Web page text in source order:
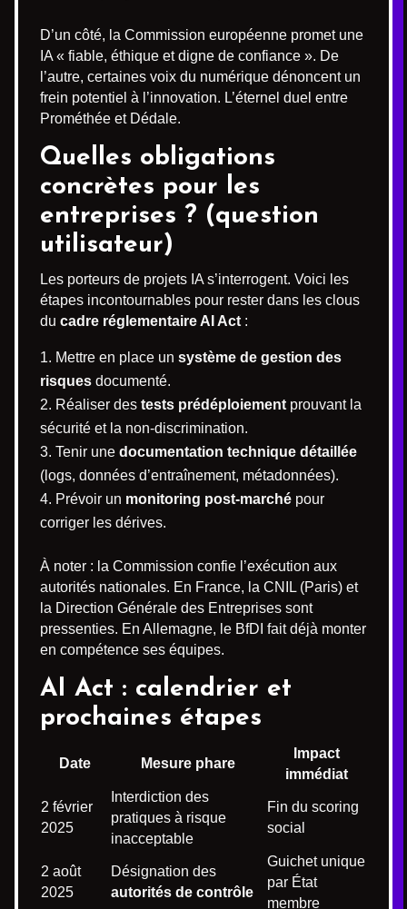
D’un côté, la Commission européenne promet une
IA « fiable, éthique et digne de confiance ». De
l’autre, certaines voix du numérique dénoncent un
frein potentiel à l’innovation. L’éternel duel entre
Prométhée et Dédale.
Quelles obligations
concrètes pour les
entreprises ? (question
utilisateur)
Les porteurs de projets IA s’interrogent. Voici les
étapes incontournables pour rester dans les clous
du cadre réglementaire AI Act :
Mettre en place un système de gestion des
risques documenté.
Réaliser des tests prédéploiement prouvant la
sécurité et la non-discrimination.
Tenir une documentation technique détaillée
(logs, données d’entraînement, métadonnées).
Prévoir un monitoring post-marché pour
corriger les dérives.
À noter : la Commission confie l’exécution aux
autorités nationales. En France, la CNIL (Paris) et
la Direction Générale des Entreprises sont
pressenties. En Allemagne, le BfDI fait déjà monter
en compétence ses équipes.
AI Act : calendrier et
prochaines étapes
Date Mesure phare
Impact
immédiat
2 février
2025
Interdiction des
pratiques à risque
inacceptable
Fin du scoring
social
2 août
2025
Désignation des
autorités de contrôle
Guichet unique
par État
membre